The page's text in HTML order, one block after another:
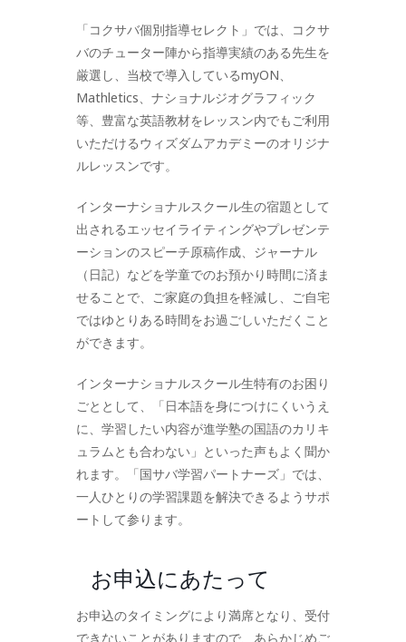
「コクサバ個別指導セレクト」では、コクサ
バのチューター陣から指導実績のある先生を
厳選し、当校で導入しているmyON、
Mathletics、ナショナルジオグラフィック
等、豊富な英語教材をレッスン内でもご利用
いただけるウィズダムアカデミーのオリジナ
ルレッスンです。
インターナショナルスクール生の宿題として
出されるエッセイライティングやプレゼンテ
ーションのスピーチ原稿作成、ジャーナル
（日記）などを学童でのお預かり時間に済ま
せることで、ご家庭の負担を軽減し、ご自宅
ではゆとりある時間をお過ごしいただくこと
ができます。
インターナショナルスクール生特有のお困り
ごととして、「日本語を身につけにくいうえ
に、学習したい内容が進学塾の国語のカリキ
ュラムとも合わない」といった声もよく聞か
れます。「国サバ学習パートナーズ」では、
一人ひとりの学習課題を解決できるようサポ
ートして参ります。
お申込にあたって
お申込のタイミングにより満席となり、受付
できないことがありますので、あらかじめご